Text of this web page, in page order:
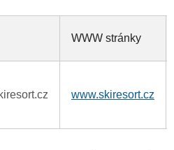
WWW stránky
www.skiresort.cz